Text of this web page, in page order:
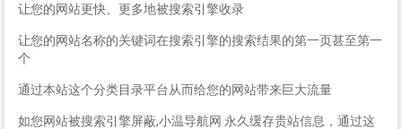
让您的网站更快、更多地被搜索引擎收录
让您的网站名称的关键词在搜索引擎的搜索结果的第一页甚至第一
个
通过本站这个分类目录平台从而给您的网站带来巨大流量
如您网站被搜索引擎屏蔽,小温导航网 永久缓存贵站信息，通过这